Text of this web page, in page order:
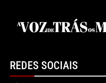
REDES SOCIAIS